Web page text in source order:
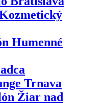
Humenné
Trnava
Žiar nad